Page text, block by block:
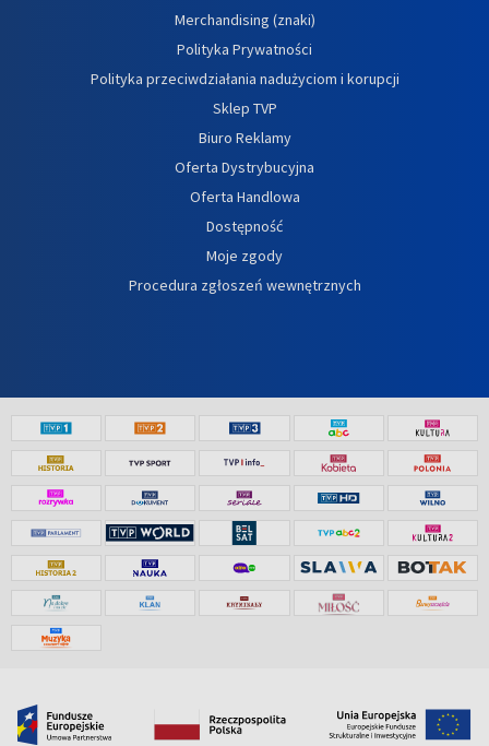
Merchandising (znaki)
Polityka Prywatności
Polityka przeciwdziałania nadużyciom i korupcji
Sklep TVP
Biuro Reklamy
Oferta Dystrybucyjna
Oferta Handlowa
Dostępność
Moje zgody
Procedura zgłoszeń wewnętrznych